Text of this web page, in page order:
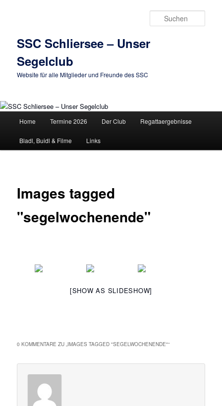
SSC Schliersee – Unser
Segelclub
Website für alle Mitglieder und Freunde des SSC
Home Termine 2026 Der Club Regattaergebnisse
Bladl, Buidl & Filme Links
Images tagged
"segelwochenende"
[SHOW AS SLIDESHOW]
0 KOMMENTARE ZU „ IMAGES TAGGED "SEGELWOCHENENDE"“